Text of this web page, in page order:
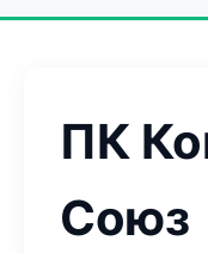
ПК
Союз